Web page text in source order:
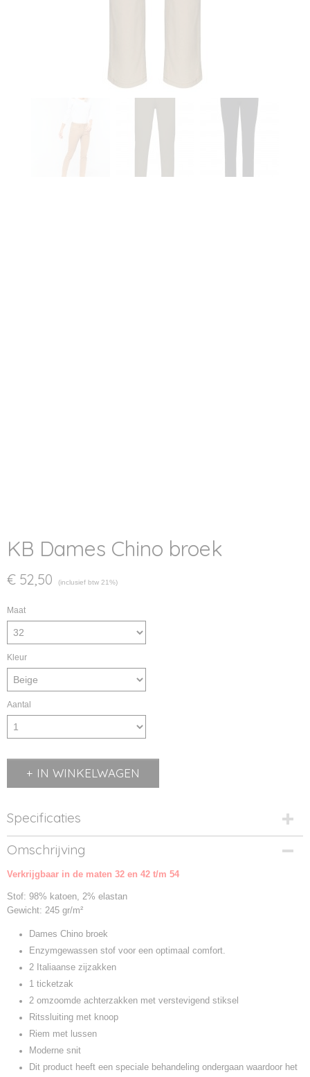
KB Dames Chino broek
€ 52,50 (inclusief btw 21%)
Maat
Kleur
Aantal
IN WINKELWAGEN
Specificaties
Productcode
K741-1
Productcode leverancier
Omschrijving
Verkrijgbaar in de maten 32 en 42 t/m 54
Stof: 98% katoen, 2% elastan
Gewicht: 245 gr/m²
Dames Chino broek
Enzymgewassen stof voor een optimaal comfort.
2 Italiaanse zijzakken
1 ticketzak
2 omzoomde achterzakken met verstevigend stiksel
Ritssluiting met knoop
Riem met lussen
Moderne snit
Dit product heeft een speciale behandeling ondergaan waardoor het